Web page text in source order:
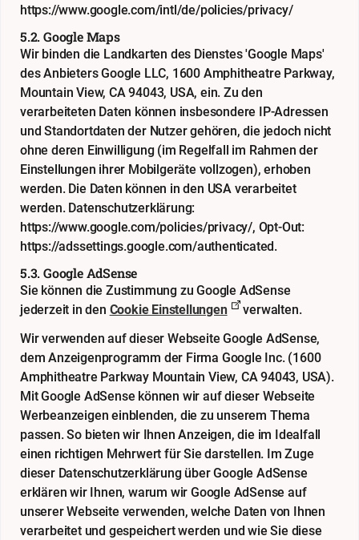
https://www.google.com/intl/de/policies/privacy/
5.2. Google Maps
Wir binden die Landkarten des Dienstes 'Google Maps'
des Anbieters Google LLC, 1600 Amphitheatre Parkway,
Mountain View, CA 94043, USA, ein. Zu den
verarbeiteten Daten können insbesondere IP-Adressen
und Standortdaten der Nutzer gehören, die jedoch nicht
ohne deren Einwilligung (im Regelfall im Rahmen der
Einstellungen ihrer Mobilgeräte vollzogen), erhoben
werden. Die Daten können in den USA verarbeitet
werden. Datenschutzerklärung:
https://www.google.com/policies/privacy/, Opt-Out:
https://adssettings.google.com/authenticated.
5.3. Google AdSense
Sie können die Zustimmung zu Google AdSense
jederzeit in den Cookie Einstellungen
verwalten.
Wir verwenden auf dieser Webseite Google AdSense,
dem Anzeigenprogramm der Firma Google Inc. (1600
Amphitheatre Parkway Mountain View, CA 94043, USA).
Mit Google AdSense können wir auf dieser Webseite
Werbeanzeigen einblenden, die zu unserem Thema
passen. So bieten wir Ihnen Anzeigen, die im Idealfall
einen richtigen Mehrwert für Sie darstellen. Im Zuge
dieser Datenschutzerklärung über Google AdSense
erklären wir Ihnen, warum wir Google AdSense auf
unserer Webseite verwenden, welche Daten von Ihnen
verarbeitet und gespeichert werden und wie Sie diese